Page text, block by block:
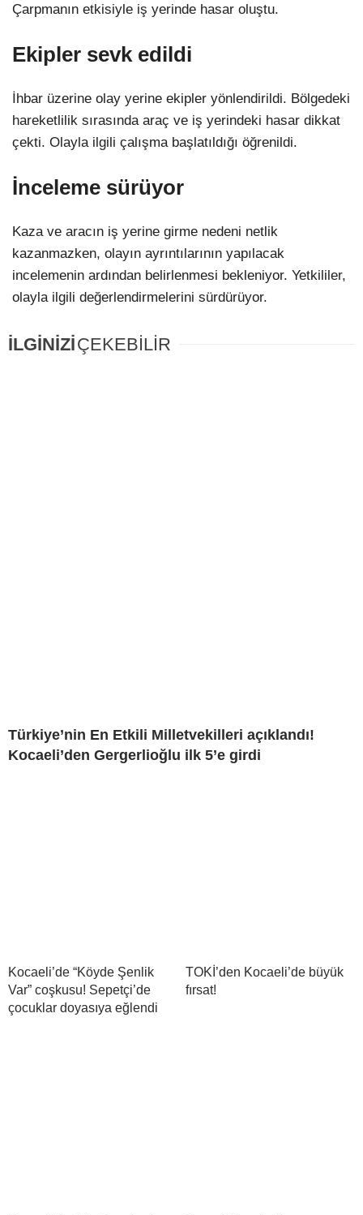
Dribbble
Çarpmanın etkisiyle iş yerinde hasar oluştu.
Ekipler sevk edildi
İhbar üzerine olay yerine ekipler yönlendirildi. Bölgedeki
hareketlilik sırasında araç ve iş yerindeki hasar dikkat
çekti. Olayla ilgili çalışma başlatıldığı öğrenildi.
İnceleme sürüyor
Kaza ve aracın iş yerine girme nedeni netlik
kazanmazken, olayın ayrıntılarının yapılacak
incelemenin ardından belirlenmesi bekleniyor. Yetkililer,
olayla ilgili değerlendirmelerini sürdürüyor.
İLGİNİZİÇEKEBİLİR
Türkiye’nin En Etkili Milletvekilleri açıklandı!
Kocaeli’den Gergerlioğlu ilk 5’e girdi
Kocaeli’de “Köyde Şenlik
Var” coşkusu! Sepetçi’de
çocuklar doyasıya eğlendi
TOKİ’den Kocaeli’de büyük
fırsat!